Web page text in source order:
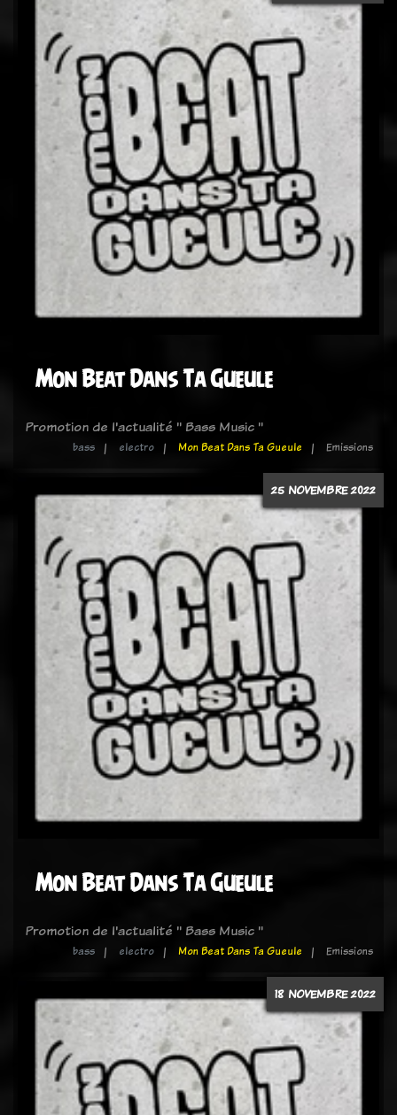
Mon Beat Dans Ta Gueule
Promotion de l'actualité " Bass Music "
bass electro Mon Beat Dans Ta Gueule Emissions
25 NOVEMBRE 2022
Mon Beat Dans Ta Gueule
Promotion de l'actualité " Bass Music "
bass electro Mon Beat Dans Ta Gueule Emissions
18 NOVEMBRE 2022